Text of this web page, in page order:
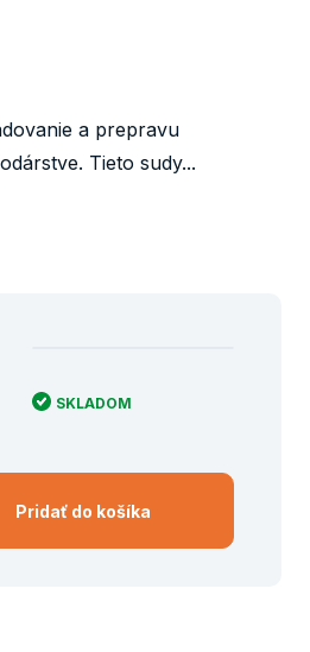
a prepravu
Tieto sudy...
SKLADOM
Pridať do košíka